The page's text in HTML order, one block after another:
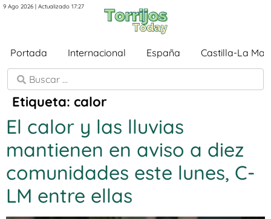
9 Ago 2026 | Actualizado 17:27
Portada Internacional España Castilla-La
Etiqueta: calor
El calor y las lluvias
mantienen en aviso a diez
comunidades este lunes, C-
LM entre ellas